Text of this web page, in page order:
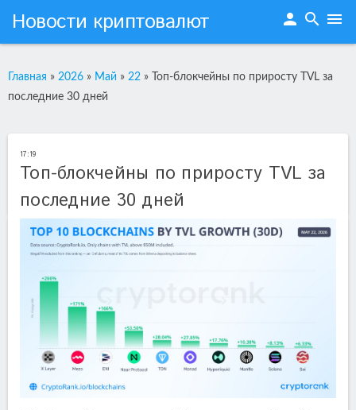
Новости криптовалют person search menu
Главная » 2026 » Май » 22 »
Топ-блокчейны по приросту TVL за
последние 30 дней
17:19
Топ-блокчейны по приросту TVL за
последние 30 дней